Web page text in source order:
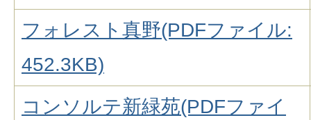
フォレスト真野(PDFファイル:
452.3KB)
コンソルテ新緑苑(PDFファイ